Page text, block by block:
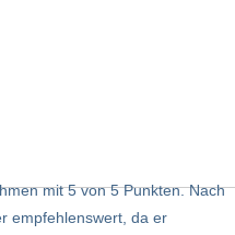
mit 5 von 5 Punkten. Nach
empfehlenswert, da er